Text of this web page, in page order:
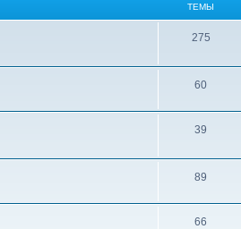
ТЕМЫ
275
60
39
89
66